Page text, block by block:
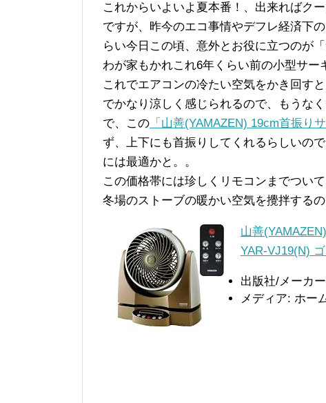
これからいよいよ夏本番！、出来ればク
ですが、昨今のエコ事情やデフレ経済下
らい今日この頃、意外とお役に立つのが
わが家もかれこれ6年くらい前の小型サー
これでエアコンの冷たい空気をかき回す
でかなり涼しく感じられるので、もうな
で、この 「山善(YAMAZEN) 19cm首振り
ず、上下にも首振りしてくれるらしいの
には最適かと。。
この価格帯には珍しくリモコンまでつい
冬場のストーブの暖かい空気を攪拌するの
山善
YAR-VJ19(N)
出版社/メーカ
メディア: ホー